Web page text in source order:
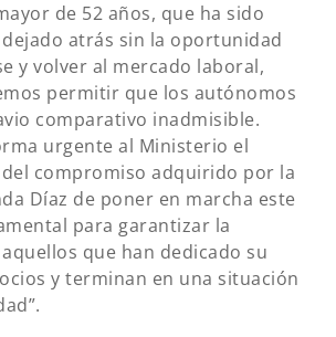
de 52 años, que ha sido
atrás sin la oportunidad
y volver al mercado laboral,
permitir que los autónomos
comparativo inadmisible.
urgente al Ministerio el
compromiso adquirido por la
Díaz de poner en marcha este
para garantizar la
que han dedicado su
y terminan en una situación